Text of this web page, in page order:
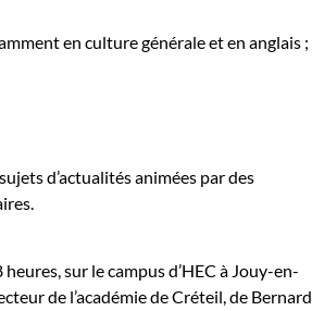
en culture générale et en anglais ;
d’actualités animées par des
sur le campus d’HEC à Jouy-en-
de l’académie de Créteil, de Bernard